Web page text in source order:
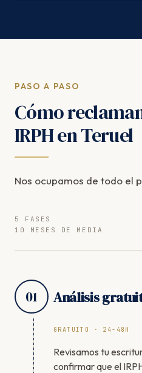
PASO A PASO
Cómo
IRPH en Teruel
Nos ocupamos de todo el
5 FASES
10 MESES DE MEDIA
01 Análisis
GRATUITO · 24-48H
Revisamos tu
confirmar que el